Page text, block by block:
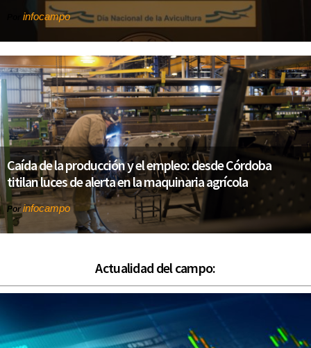
infocampo
Caída de la producción y el empleo: desde Córdoba
titilan luces de alerta en la maquinaria agrícola
Por infocampo
Actualidad del campo: